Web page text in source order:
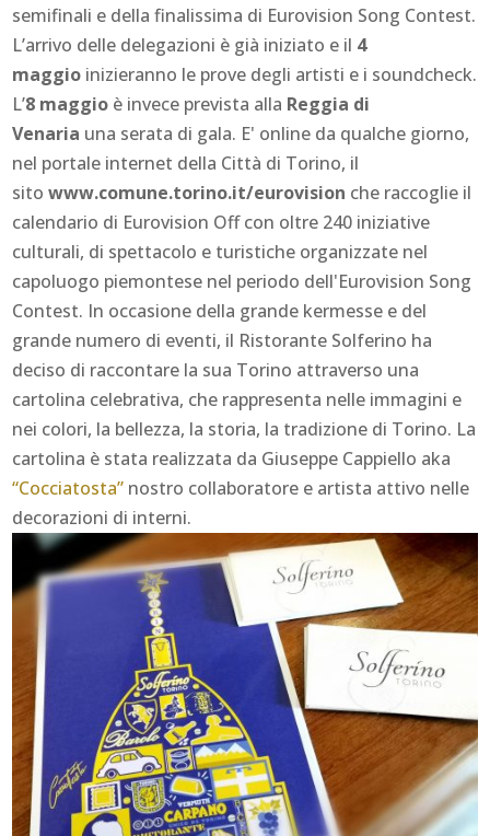
semifinali e della finalissima di Eurovision Song Contest.
L’arrivo delle delegazioni è già iniziato e il 4
maggio inizieranno le prove degli artisti e i soundcheck.
L’8 maggio è invece prevista alla Reggia di
Venaria una serata di gala. E' online da qualche giorno,
nel portale internet della Città di Torino, il
sitowww.comune.torino.it/eurovision che raccoglie il
calendario di Eurovision Off con oltre 240 iniziative
culturali, di spettacolo e turistiche organizzate nel
capoluogo piemontese nel periodo dell'Eurovision Song
Contest. In occasione della grande kermesse e del
grande numero di eventi, il Ristorante Solferino ha
deciso di raccontare la sua Torino attraverso una
cartolina celebrativa, che rappresenta nelle immagini e
nei colori, la bellezza, la storia, la tradizione di Torino. La
cartolina è stata realizzata da Giuseppe Cappiello aka
“Cocciatosta” nostro collaboratore e artista attivo nelle
decorazioni di interni.